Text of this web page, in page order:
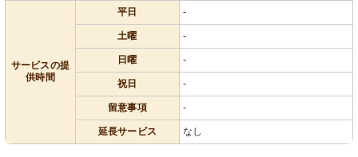
サービスの提
供時間
平日 -
土曜 -
日曜 -
祝日 -
留意事項 -
延長サービス なし